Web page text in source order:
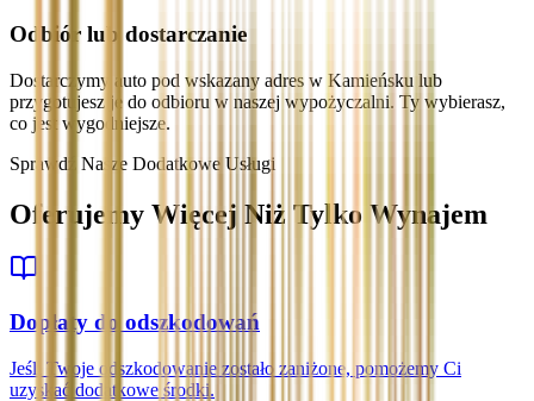
Odbiór lub dostarczanie
Dostarczymy auto pod wskazany adres w Kamieńsku lub
przygotujesz je do odbioru w naszej wypożyczalni. Ty wybierasz,
co jest wygodniejsze.
Sprawdź Nasze Dodatkowe Usługi
Oferujemy Więcej Niż Tylko Wynajem
Dopłaty do odszkodowań
Jeśli Twoje odszkodowanie zostało zaniżone, pomożemy Ci
uzyskać dodatkowe środki.